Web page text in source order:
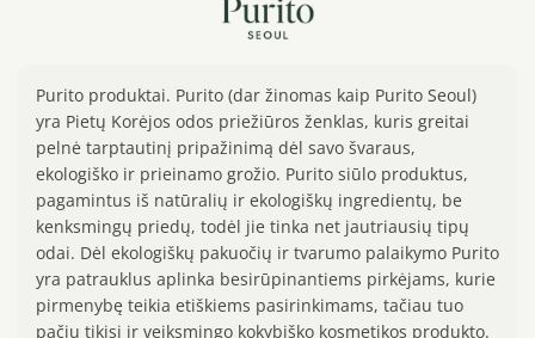
Purito produktai. Purito (dar žinomas kaip Purito Seoul)
yra Pietų Korėjos odos priežiūros ženklas, kuris greitai
pelnė tarptautinį pripažinimą dėl savo švaraus,
ekologiško ir prieinamo grožio. Purito siūlo produktus,
pagamintus iš natūralių ir ekologiškų ingredientų, be
kenksmingų priedų, todėl jie tinka net jautriausių tipų
odai. Dėl ekologiškų pakuočių ir tvarumo palaikymo Purito
yra patrauklus aplinka besirūpinantiems pirkėjams, kurie
pirmenybę teikia etiškiems pasirinkimams, tačiau tuo
pačiu tikisi ir veiksmingo kokybiško kosmetikos produkto.